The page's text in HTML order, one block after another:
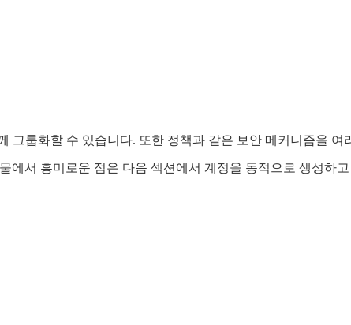
그룹화할 수 있습니다. 또한 정책과 같은 보안 메커니즘을 여
에서 흥미로운 점은 다음 섹션에서 계정을 동적으로 생성하